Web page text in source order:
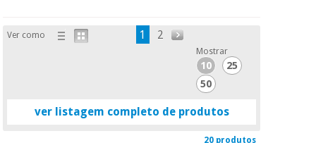
Ver como 1 2
Mostrar
10
25
50
ver listagem completo de produtos
20 produtos